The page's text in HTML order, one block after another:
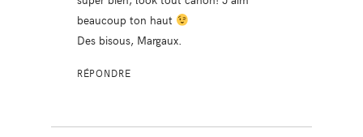
beaucoup ton haut
Des bisous, Margaux.
RÉPONDRE